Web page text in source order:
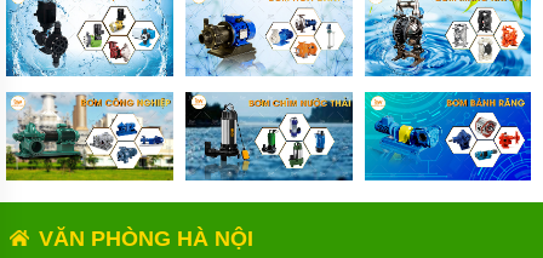
VĂN PHÒNG HÀ NỘI